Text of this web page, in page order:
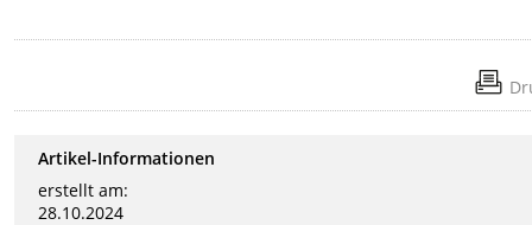
Artikel-Informationen
erstellt am:
28.10.2024